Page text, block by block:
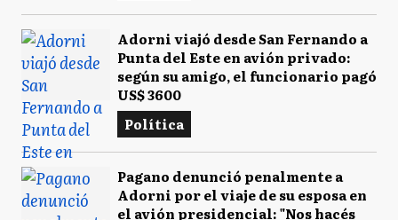
Adorni viajó desde San Fernando a
Punta del Este en avión privado:
según su amigo, el funcionario pagó
US$ 3600
Política
Pagano denunció penalmente a
Adorni por el viaje de su esposa en
el avión presidencial: "Nos hacés